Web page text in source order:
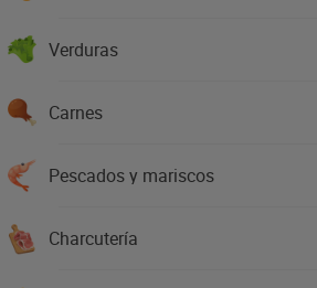
Verduras
Carnes
Pescados y mariscos
Charcutería